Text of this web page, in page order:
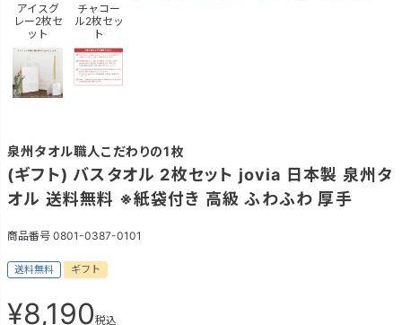
アイスグ
レー2枚セ
ット
チャコー
ル2枚セッ
ト
泉州タオル職人こだわりの1枚
(ギフト) バスタオル 2枚セット jovia 日本製 泉州タ
オル 送料無料 ※紙袋付き 高級 ふわふわ 厚手
商品番号 0801-0387-0101
送料無料 ギフト
¥8,190税込